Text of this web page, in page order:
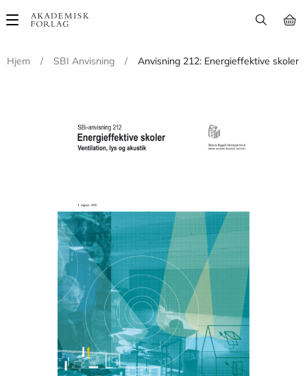
Main
Hjem
/ SBI Anvisning / Anvisning 212: Energieffektive skoler